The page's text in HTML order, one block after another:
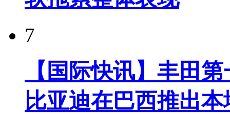
7
【国际快讯】丰田
比亚迪在巴西推出